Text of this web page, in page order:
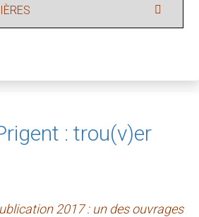
: trou(v)er
2017 : un des ouvrages